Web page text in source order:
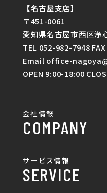
【名古屋支店】
〒451-0061
愛知県名古屋市西区浄
TEL 052-982-7948
Email office-
OPEN 9:00-18:00
会社情報
COMPANY
会社概要
サービス情報
SERVICE